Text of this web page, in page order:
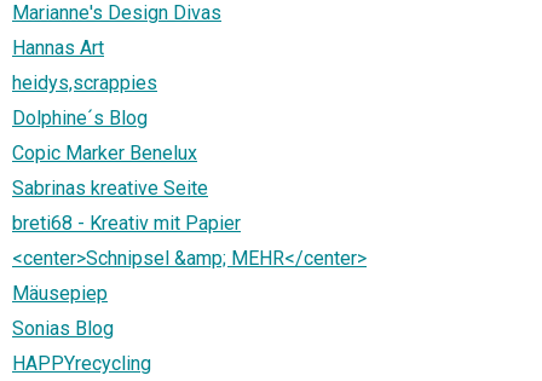
Marianne's Design Divas
Hannas Art
heidys,scrappies
Dolphine´s Blog
Copic Marker Benelux
Sabrinas kreative Seite
breti68 - Kreativ mit Papier
<center>Schnipsel &amp; MEHR</center>
Mäusepiep
Sonias Blog
HAPPYrecycling